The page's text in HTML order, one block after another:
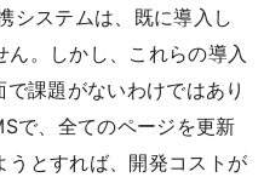
システムは、既に導入し
。しかし、これらの導入
課題がないわけではあり
で、全てのページを更新
うとすれば、開発コストが